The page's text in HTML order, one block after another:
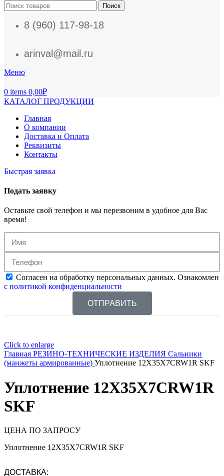
Поиск
8 (960) 117-98-18
arinval@mail.ru
Меню
0 items 0,00₽
КАТАЛОГ ПРОДУКЦИИ
Главная
О компании
Доставка и Оплата
Реквизиты
Контакты
Быстрая заявка
Подать заявку
Оставьте свой телефон и мы перезвоним в удобное для Вас
время!
Согласен на обработку персональных данных. Ознакомлен
с политикой конфиденциальности
ОТПРАВИТЬ
Click to enlarge
Главная РЕЗИНО-ТЕХНИЧЕСКИЕ ИЗДЕЛИЯ Сальники
(манжеты армированные) Уплотнение 12X35X7CRW1R SKF
Уплотнение 12X35X7CRW1R
SKF
ЦЕНА ПО ЗАПРОСУ
Уплотнение 12X35X7CRW1R SKF
ДОСТАВКА: